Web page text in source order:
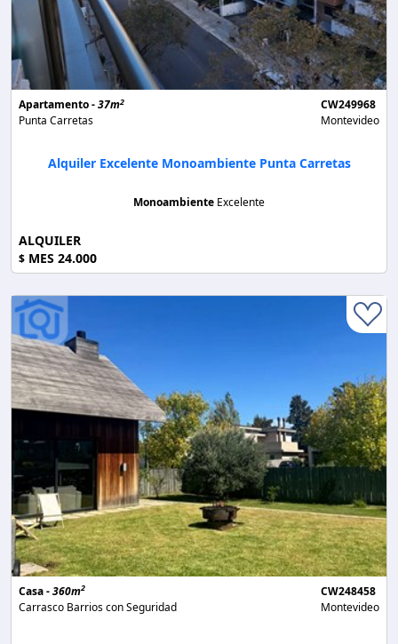
Apartamento -37m2
Punta Carretas
CW249968
Montevideo
Alquiler Excelente Monoambiente Punta Carretas
Monoambiente Excelente
ALQUILER
$ MES 24.000
Casa -360m2
Carrasco Barrios con Seguridad
CW248458
Montevideo